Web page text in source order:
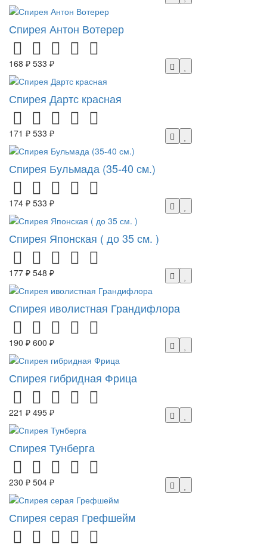
Спирея Антон Вотерер
168 ₽ 533 ₽
Спирея Дартс красная
171 ₽ 533 ₽
Спирея Бульмада (35-40 см.)
174 ₽ 533 ₽
Спирея Японская ( до 35 см. )
177 ₽ 548 ₽
Спирея иволистная Грандифлора
190 ₽ 600 ₽
Спирея гибридная Фрица
221 ₽ 495 ₽
Спирея Тунберга
230 ₽ 504 ₽
Спирея серая Грефшейм